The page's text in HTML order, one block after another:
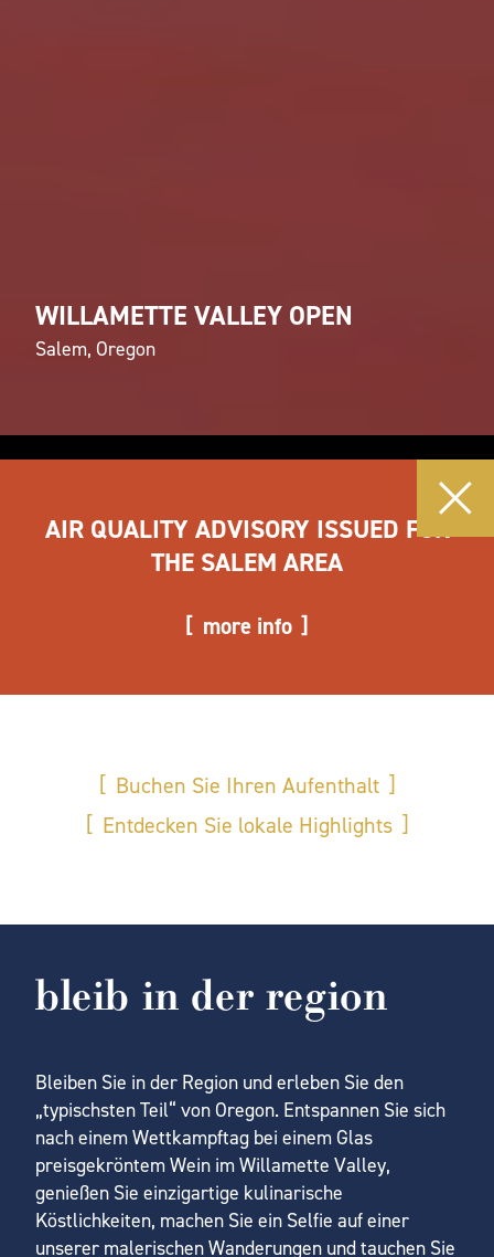
WILLAMETTE VALLEY OPEN
Salem, Oregon
AIR QUALITY ADVISORY ISSUED FOR
THE SALEM AREA
more info
Buchen Sie Ihren Aufenthalt
Entdecken Sie lokale Highlights
bleib in der region
Bleiben Sie in der Region und erleben Sie den
„typischsten Teil“ von Oregon. Entspannen Sie sich
nach einem Wettkampftag bei einem Glas
preisgekröntem Wein im Willamette Valley,
genießen Sie einzigartige kulinarische
Köstlichkeiten, machen Sie ein Selfie auf einer
unserer malerischen Wanderungen und tauchen Sie